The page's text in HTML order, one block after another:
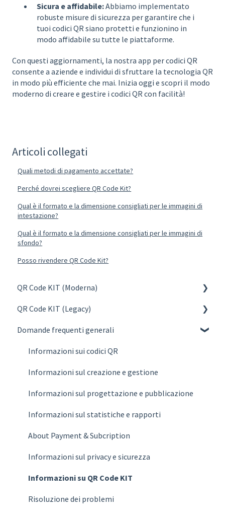
Sicura e affidabile:Abbiamo implementato
robuste misure di sicurezza per garantire che i
tuoi codici QR siano protetti e funzionino in
modo affidabile su tutte le piattaforme.
Con questi aggiornamenti, la nostra app per codici QR
consente a aziende e individui di sfruttare la tecnologia QR
in modo più efficiente che mai. Inizia oggi e scopri il modo
moderno di creare e gestire i codici QR con facilità!
Articoli collegati
Quali metodi di pagamento accettate?
Perché dovrei scegliere QR Code Kit?
Qual è il formato e la dimensione consigliati per le immagini di
intestazione?
Qual è il formato e la dimensione consigliati per le immagini di
sfondo?
Posso rivendere QR Code Kit?
QR Code KIT (Moderna)
Creare
Gestionare
Progettare e Pubblicare
Statistiche
Fatturazione
Piani
Domande frequenti
QR Code KIT (Legacy)
Create
Manage
Design & Publish
Statistics
Account
Billing
Plans
Domande frequenti
Domande frequenti generali
Informazioni sui codici QR
Informazioni sul creazione e gestione
Informazioni sul progettazione e pubblicazione
Informazioni sul statistiche e rapporti
About Payment & Subcription
Informazioni sul privacy e sicurezza
Informazioni su QR Code KIT
Risoluzione dei problemi